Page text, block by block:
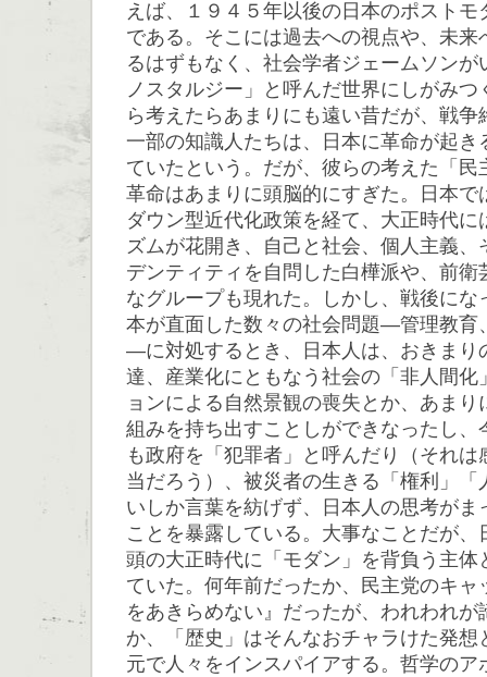
えば、１９４５年以後の日本のポスト
である。そこには過去への視点や、未来
るはずもなく、社会学者ジェームソン
ノスタルジー」と呼んだ世界にしがみ
ら考えたらあまりにも遠い昔だが、戦
一部の知識人たちは、日本に革命が起き
ていたという。だが、彼らの考えた「民
革命はあまりに頭脳的にすぎた。日本で
ダウン型近代化政策を経て、大正時代
ズムが花開き、自己と社会、個人主義
デンティティを自問した白樺派や、前衛
なグループも現れた。しかし、戦後にな
本が直面した数々の社会問題―管理教育
―に対処するとき、日本人は、おきまり
達、産業化にともなう社会の「非人間化
ョンによる自然景観の喪失とか、あま
組みを持ち出すことしができなったし、
も政府を「犯罪者」と呼んだり（それ
当だろう）、被災者の生きる「権利」「
いしか言葉を紡げず、日本人の思考がま
ことを暴露している。大事なことだが
頭の大正時代に「モダン」を背負う主体
ていた。何年前だったか、民主党のキャ
をあきらめない』だったが、われわれが
か、「歴史」はそんなおチャラけた発想
元で人々をインスパイアする。哲学のア